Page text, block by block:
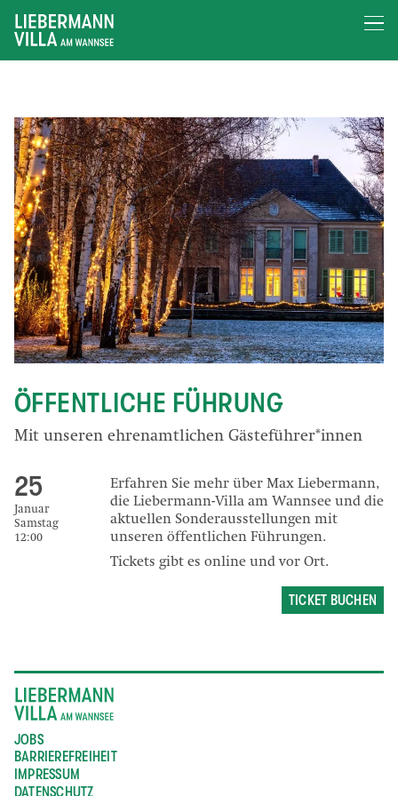
ÖFFENTLICHE FÜHRUNG
Mit unseren ehrenamtlichen Gästeführer*innen
Erfahren Sie mehr über Max Liebermann,
die Liebermann-Villa am Wannsee und die
aktuellen Sonderausstellungen mit
unseren öffentlichen Führungen.
Tickets gibt es online und vor Ort.
25
Januar
Samstag
12:00
TICKET BUCHEN
JOBS
BARRIEREFREIHEIT
IMPRESSUM
DATENSCHUTZ